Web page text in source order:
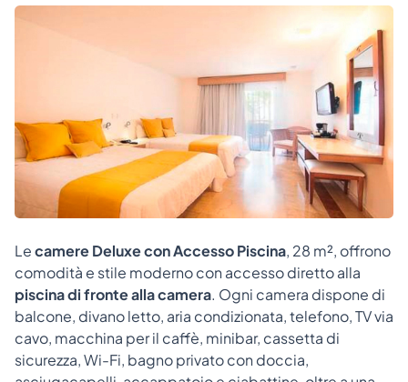
Lecamere Deluxe con Accesso Piscina, 28 m², offrono
comodità e stile moderno con accesso diretto alla
piscina di fronte alla camera. Ogni camera dispone di
balcone, divano letto, aria condizionata, telefono, TV via
cavo, macchina per il caffè, minibar, cassetta di
sicurezza, Wi-Fi, bagno privato con doccia,